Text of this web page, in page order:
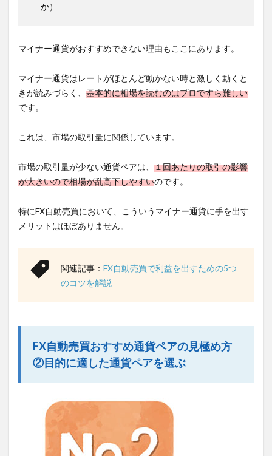
か）
マイナー通貨がおすすめできない理由もここにあります。
マイナー通貨はレートがほとんど動かない時と激しく動くと
きが読みづらく、 基本的に相場を読むのはプロですら難しい
です。
これは、市場の取引量に関係しています。
市場の取引量が少ない通貨ペアは、 １回あたりの取引の影響
が大きいので相場が乱高下しやすいのです。
特にFX自動売買において、こういうマイナー通貨に手を出す
メリットはほぼありません。
関連記事： FX自動売買で利益を出すための5つ
のコツを解説
FX自動売買おすすめ通貨ペアの見極め方
②目的に適した通貨ペアを選ぶ